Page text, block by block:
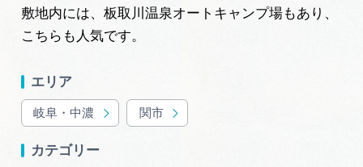
敷地内には、板取川温泉オートキャンプ場もあり、
こちらも人気です。
エリア
岐阜・中濃 関市
カテゴリー